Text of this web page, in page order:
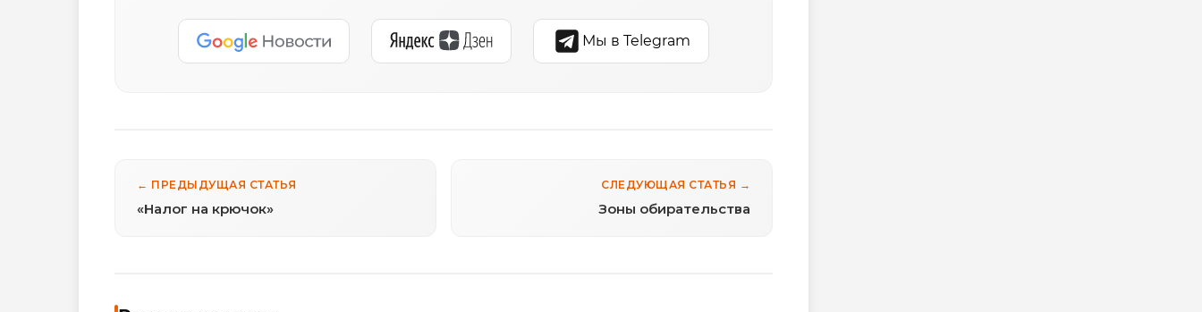
Мы в Telegram
← ПРЕДЫДУЩАЯ СТАТЬЯ
«Налог на крючок»
СЛЕДУЮЩАЯ СТАТЬЯ →
Зоны обирательства